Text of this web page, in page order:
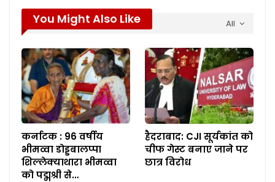
All
You Might Also Like
कर्नाटक : 96 वर्षीय
भीमव्वा डोड्डबालप्पा
शिल्लेक्याथारा भीमव्वा
को पद्मश्री से…
हैदराबाद: CJI सूर्यकांत को
चीफ गेस्ट बनाए जाने पर
छात्र विरोध